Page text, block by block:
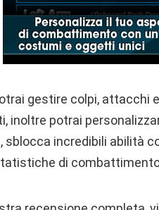
gestire colpi, attacchi
inoltre potrai
sblocca incredibili abilità
di